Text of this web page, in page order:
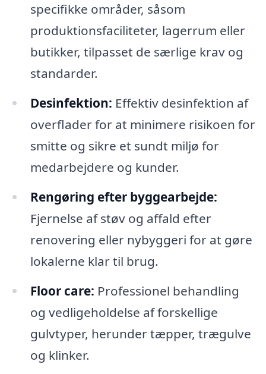
specifikke områder, såsom
produktionsfaciliteter, lagerrum eller
butikker, tilpasset de særlige krav og
standarder.
Desinfektion: Effektiv desinfektion af
overflader for at minimere risikoen for
smitte og sikre et sundt miljø for
medarbejdere og kunder.
Rengøring efter byggearbejde:
Fjernelse af støv og affald efter
renovering eller nybyggeri for at gøre
lokalerne klar til brug.
Floor care: Professionel behandling
og vedligeholdelse af forskellige
gulvtyper, herunder tæpper, trægulve
og klinker.